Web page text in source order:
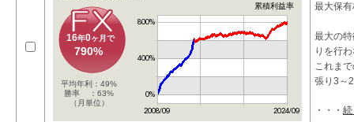
累積利益率
16年0ヶ月で
790%
平均年利：49%
勝率 ：63%
（月単位）
最大保
最大の
りを行
これま
張り3～
・・・